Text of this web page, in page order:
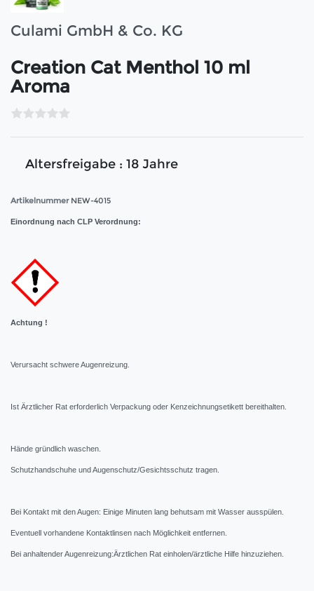
Culami GmbH & Co. KG
Creation Cat Menthol 10 ml
Aroma
Altersfreigabe : 18 Jahre
Artikelnummer NEW-4015
Einordnung nach CLP Verordnung:
Achtung !
Verursacht schwere Augenreizung.
Ist Ärztlicher Rat erforderlich Verpackung oder Kenzeichnungsetikett bereithalten.
Hände gründlich waschen.
Schutzhandschuhe und Augenschutz/Gesichtsschutz tragen.
Bei Kontakt mit den Augen: Einige Minuten lang behutsam mit Wasser ausspülen.
Eventuell vorhandene Kontaktlinsen nach Möglichkeit entfernen.
Bei anhaltender Augenreizung:Ärztlichen Rat einholen/ärztliche Hilfe hinzuziehen.